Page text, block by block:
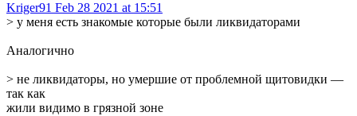
Kriger91 Feb 28 2021 at 15:51
> у меня есть знакомые которые были ликвидаторами
Аналогично
> не ликвидаторы, но умершие от проблемной щитовидки —
так как
жили видимо в грязной зоне